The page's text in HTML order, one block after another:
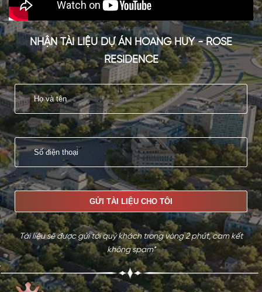
NHẬN TÀI LIỆU DỰ ÁN HOANG HUY - ROSE
RESIDENCE
Tài liệu sẽ được gửi tới quý khách trong vòng 2 phút, cam kết
không spam*